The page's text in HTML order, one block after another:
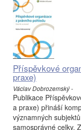
Příspěvkové
praxe)
Václav Dobrozemský -
Publikace
a praxe) přináší
významných
samosprávné celky.